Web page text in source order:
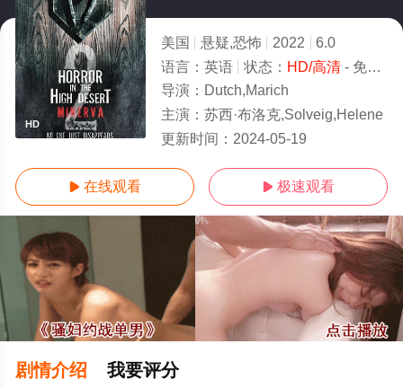
HD
美国 悬疑,恐怖 2022
6.0
语言： 英语 状态： HD/高清- 免费在线观看
导演： Dutch,Marich
主演： 苏西·布洛克,Solveig,Helene
更新时间： 2024-05-19
 在线观看  极速观看
剧情介绍 我要评分